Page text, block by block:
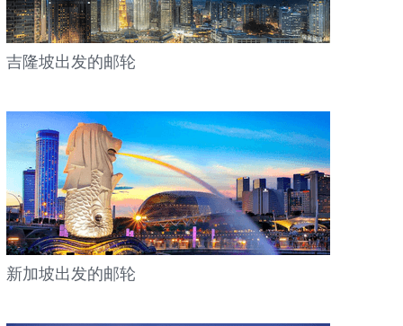
吉隆坡出发的邮轮
新加坡出发的邮轮